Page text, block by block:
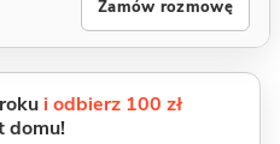
Zamów rozmowę
i odbierz 100 zł
domu!